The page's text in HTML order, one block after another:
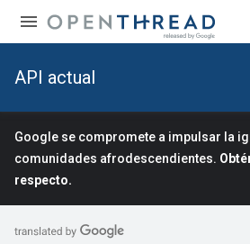
API actual
Google se compromete a impulsar la
comunidades afrodescendientes.
respecto.